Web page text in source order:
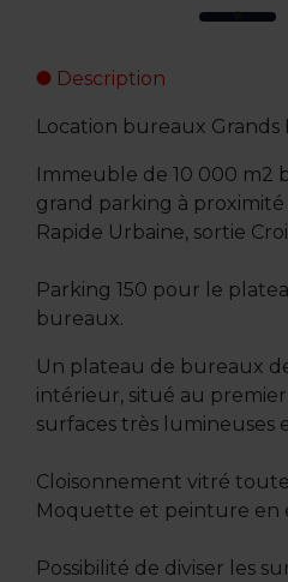
Description
Location bureaux Grands
Immeuble de 10 000 m2
grand parking à
Rapide Urbaine, sortie
Parking 150 pour le
bureaux.
Un plateau de bureaux
intérieur, situé au
surfaces très lumineuses
Cloisonnement vitré
Moquette et peinture en
Possibilité de diviser les